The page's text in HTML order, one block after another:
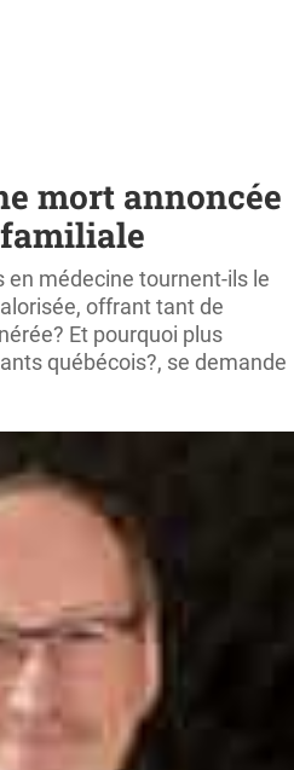
mort annoncée
en médecine tournent-ils le
offrant tant de
Et pourquoi plus
québécois?, se demande